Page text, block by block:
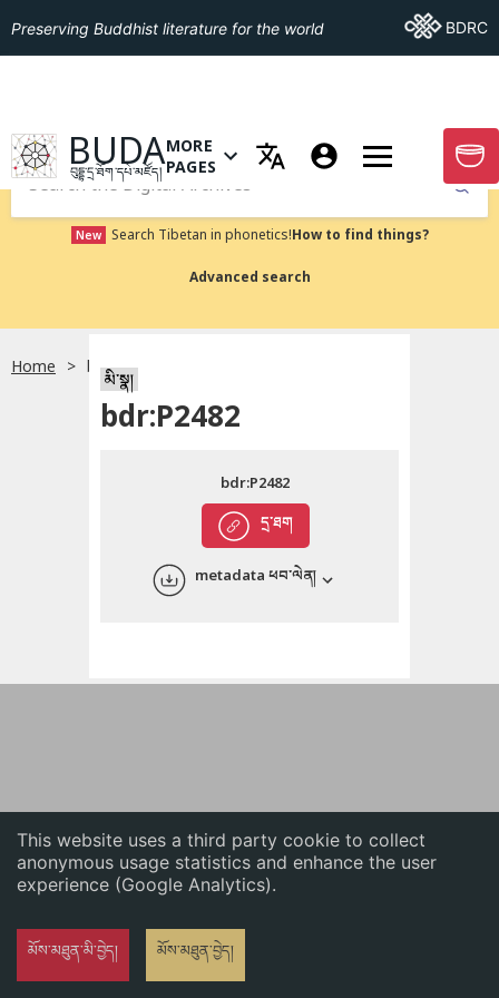
This website uses a third party cookie to collect
anonymous usage statistics and enhance the user
experience (Google Analytics).
མོས་མཐུན་མི་བྱེད། མོས་མཐུན་བྱེད།
English
Preserving Buddhist literature for the world Go ToBDRC
GO TO HOMEPAGE
BUDA
བུདྡྷ་དྲ་ཐོག་དཔེ་མཛོད།
OPEN MENU OF MORE PAGES
MORE
PAGES
GO
Submit
New Search Tibetan in phonetics!How to find things?
Advanced search
Home bdr:P2482
མི་སྣ།
bdr:P2482
དྲ་ཐག
bdr:P2482
metadata ཕབ་ལེན།